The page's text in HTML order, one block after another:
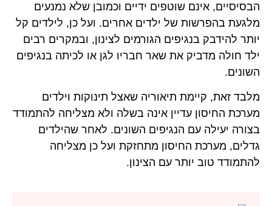
הבסיסיים, אינם שוטפים ידיים וכמובן שלא נמנעים
מלגעת בהפרשות של ילדים אחרים. ועל כן, לילדים קל
יותר להידבק בנגיפים הגורמים לצינון, ובמקרים רבים
ילד חולה מדביק את שאר חבריו לגן או לכיתה בנגיפים
השונים.
מלבד זאת, קיימת תיאוריה שאצל תינוקות וילדים
מערכת החיסון עדיין אינה בשלה ולא מצליחה להתמודד
בצורה יעילה עם הנגיפים השונים. לאחר שהילדים
גדלים, מערכת החיסון מתחזקת ועל כן מצליחה
להתמודד טוב יותר עם הצינון.